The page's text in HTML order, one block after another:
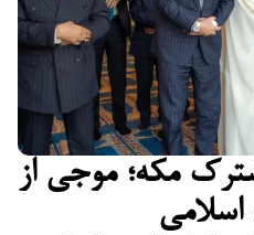
مکه؛ موجی از